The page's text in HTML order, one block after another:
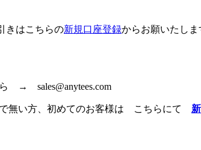
きはこちらの新規口座登録からお願いたし
→ sales@anytees.com
無い方、初めてのお客様は こちらにて